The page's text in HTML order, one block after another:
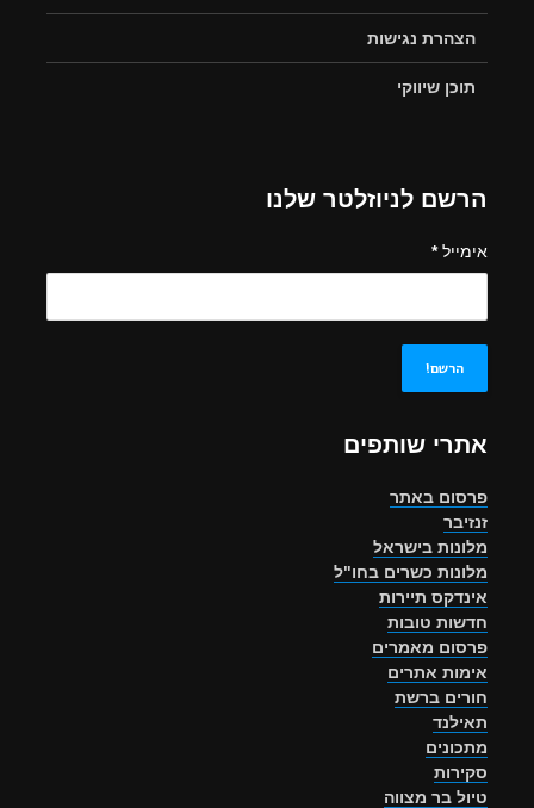
הצהרת נגישות
תוכן שיווקי
הרשם לניוזלטר שלנו
אימייל*
אתרי שותפים
פרסום באתר
זנזיבר
מלונות בישראל
מלונות כשרים בחו"ל
אינדקס תיירות
חדשות טובות
פרסום מאמרים
אימות אתרים
חורים ברשת
תאילנד
מתכונים
סקירות
טיול בר מצווה